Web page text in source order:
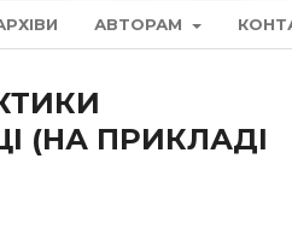
АВТОРАМ
(НА ПРИКЛАДІ